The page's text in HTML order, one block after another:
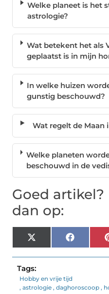
Welke planeet is het
astrologie?
Wat betekent het als
geplaatst is in mijn
In welke huizen
gunstig beschouwd?
Wat regelt de Maan
Welke planeten
beschouwd in de
Goed artikel?
dan op:
X
(Twitter)
Tags:
Hobby en vrije tijd
, astrologie , daghoroscoop ,